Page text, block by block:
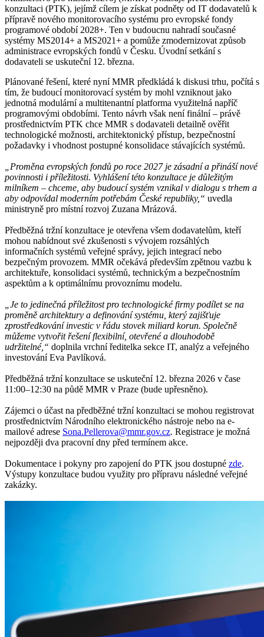
konzultaci (PTK), jejímž cílem je získat podněty od IT dodavatelů k
přípravě nového monitorovacího systému pro evropské fondy
programové období 2028+. Ten v budoucnu nahradí současné
systémy MS2014+ a MS2021+ a pomůže zmodernizovat způsob
administrace evropských fondů v Česku. Úvodní setkání s
dodavateli se uskuteční 12. března.
Plánované řešení, které nyní MMR předkládá k diskusi trhu, počítá s
tím, že budoucí monitorovací systém by mohl vzniknout jako
jednotná modulární a multitenantní platforma využitelná napříč
programovými obdobími. Tento návrh však není finální – právě
prostřednictvím PTK chce MMR s dodavateli detailně ověřit
technologické možnosti, architektonický přístup, bezpečnostní
požadavky i vhodnost postupné konsolidace stávajících systémů.
„Proměna evropských fondů po roce 2027 je zásadní a přináší nové
povinnosti i příležitosti. Vyhlášení této konzultace je důležitým
milníkem – chceme, aby budoucí systém vznikal v dialogu s trhem a
aby odpovídal moderním potřebám České republiky,“ uvedla
ministryně pro místní rozvoj Zuzana Mrázová.
Předběžná tržní konzultace je otevřena všem dodavatelům, kteří
mohou nabídnout své zkušenosti s vývojem rozsáhlých
informačních systémů veřejné správy, jejich integrací nebo
bezpečným provozem. MMR očekává především zpětnou vazbu k
architektuře, konsolidaci systémů, technickým a bezpečnostním
aspektům a k optimálnímu provoznímu modelu.
„Je to jedinečná příležitost pro technologické firmy podílet se na
proměně architektury a definování systému, který zajišťuje
zprostředkování investic v řádu stovek miliard korun. Společně
můžeme vytvořit řešení flexibilní, otevřené a dlouhodobě
udržitelné,“ doplnila vrchní ředitelka sekce IT, analýz a veřejného
investování Eva Pavlíková.
Předběžná tržní konzultace se uskuteční 12. března 2026 v čase
11:00–12:30 na půdě MMR v Praze (bude upřesněno).
Zájemci o účast na předběžné tržní konzultaci se mohou registrovat
prostřednictvím Národního elektronického nástroje nebo na e-
mailové adrese Sona.Pellerova@mmr.gov.cz. Registrace je možná
nejpozději dva pracovní dny před termínem akce.
Dokumentace i pokyny pro zapojení do PTK jsou dostupné zde.
Výstupy konzultace budou využity pro přípravu následné veřejné
zakázky.